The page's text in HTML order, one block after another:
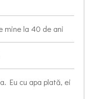
mine la 40 de ani
Eu cu apa plată, ei